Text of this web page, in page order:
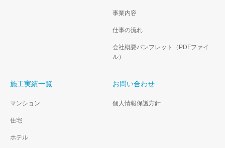
事業内容
仕事の流れ
会社概要パンフレット（PDFファイ
ル）
施工実績一覧
マンション
住宅
ホテル
お問い合わせ
個人情報保護方針